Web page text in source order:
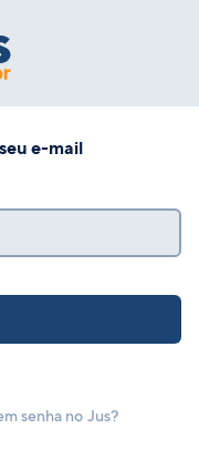
e-mail
senha no Jus?